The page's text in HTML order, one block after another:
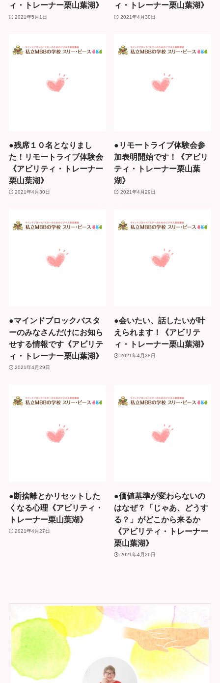
ィ・トレーナー栗山葉湖》
2021年5月1日
ィ・トレーナー栗山葉湖》
2021年4月30日
●残席１０名となりまし
た！リモートライブ体験会
《アビリティ・トレーナー
栗山葉湖》
2021年4月30日
●リモートライブ体験会参
加表明開始です！《アビリ
ティ・トレーナー栗山葉
湖》
2021年4月29日
●マインドブロックバスタ
ーのみなさんだけにお知ら
せする情報です《アビリテ
ィ・トレーナー栗山葉湖》
2021年4月29日
●会いたい、話したいが叶
えられます！《アビリテ
ィ・トレーナー栗山葉湖》
2021年4月28日
●断捨離とかリセットした
くなる心理《アビリティ・
トレーナー栗山葉湖》
2021年4月27日
●価値基準が変わらないの
はなぜ？「じゃあ、どうす
る？」がどこから来るか
《アビリティ・トレーナー
栗山葉湖》
2021年4月26日